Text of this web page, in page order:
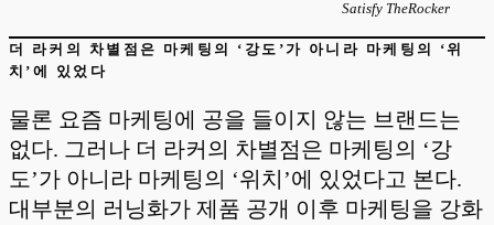
Satisfy TheRocker
더 라커의 차별점은 마케팅의 ‘강도’가 아니라 마케팅의 ‘위
치’에 있었다
물론 요즘 마케팅에 공을 들이지 않는 브랜드는
없다. 그러나 더 라커의 차별점은 마케팅의 ‘강
도’가 아니라 마케팅의 ‘위치’에 있었다고 본다.
대부분의 러닝화가 제품 공개 이후 마케팅을 강화